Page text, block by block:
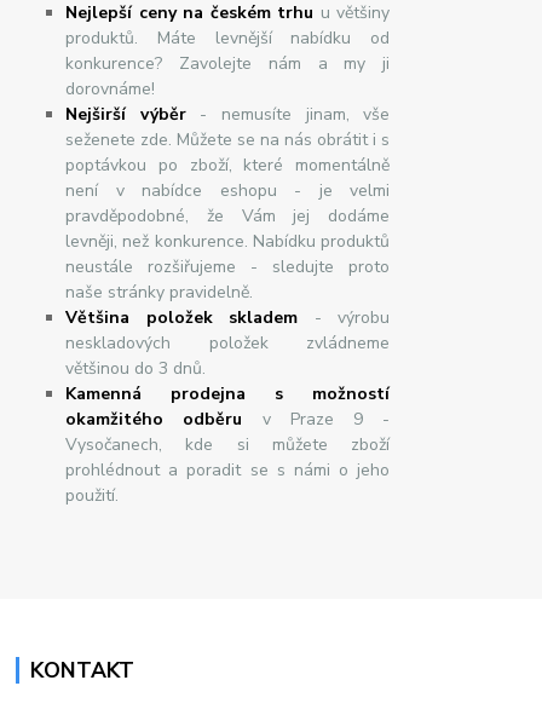
Nejlepší ceny na českém trhu u většiny
produktů. Máte levnější nabídku od
konkurence? Zavolejte nám a my ji
dorovnáme!
Nejširšívýběr- nemusíte jinam, vše
seženete zde. Můžete se na nás obrátit i s
poptávkou po zboží, které momentálně
není v nabídce eshopu - je velmi
pravděpodobné, že Vám jej dodáme
levněji, než konkurence. Nabídku produktů
neustále rozšiřujeme - sledujte proto
naše stránky pravidelně.
Většina položek skladem - výrobu
neskladových položek zvládneme
většinou do 3 dnů.
Kamenná prodejna s možností
okamžitého odběru v Praze 9 -
Vysočanech, kde si můžete zboží
prohlédnout a poradit se s námi o jeho
použití.
KONTAKT